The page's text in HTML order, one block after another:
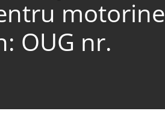
motorine
OUG nr.